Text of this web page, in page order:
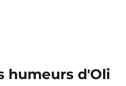
humeurs d'Oli